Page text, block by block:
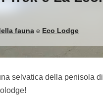
fauna e Eco Lodge
selvatica della penisola